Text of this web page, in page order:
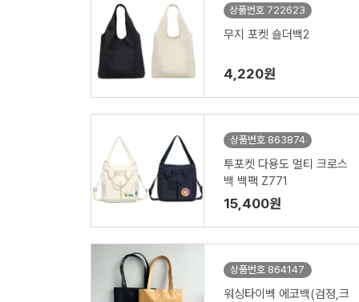
상품번호 722623
무지 포켓 숄더백2
4,220원
상품번호 863874
투포켓 다용도 멀티 크로스
백 백팩 Z771
15,400원
상품번호 864147
워싱타이벡 에코백(검정,크